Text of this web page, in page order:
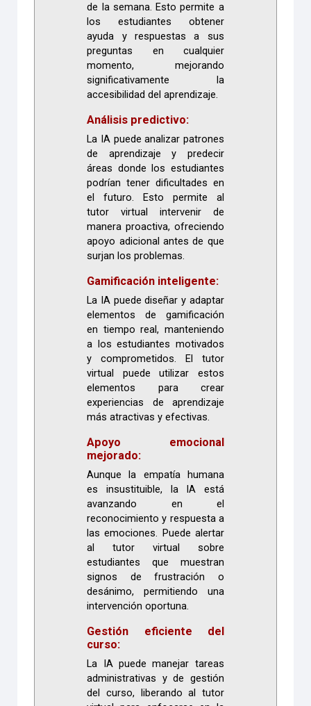
de la semana. Esto permite a
los estudiantes obtener
ayuda y respuestas a sus
preguntas en cualquier
momento, mejorando
significativamente la
accesibilidad del aprendizaje.
Análisis predictivo:
La IA puede analizar patrones
de aprendizaje y predecir
áreas donde los estudiantes
podrían tener dificultades en
el futuro. Esto permite al
tutor virtual intervenir de
manera proactiva, ofreciendo
apoyo adicional antes de que
surjan los problemas.
Gamificación inteligente:
La IA puede diseñar y adaptar
elementos de gamificación
en tiempo real, manteniendo
a los estudiantes motivados
y comprometidos. El tutor
virtual puede utilizar estos
elementos para crear
experiencias de aprendizaje
más atractivas y efectivas.
Apoyo emocional
mejorado:
Aunque la empatía humana
es insustituible, la IA está
avanzando en el
reconocimiento y respuesta a
las emociones. Puede alertar
al tutor virtual sobre
estudiantes que muestran
signos de frustración o
desánimo, permitiendo una
intervención oportuna.
Gestión eficiente del
curso:
La IA puede manejar tareas
administrativas y de gestión
del curso, liberando al tutor